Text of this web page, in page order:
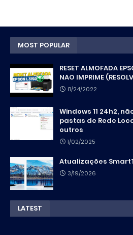
MOST POPULAR
RESET ALMOFADA
NAO IMPRIME
8/24/2022
Windows 11 24h2,
pastas de Rede
outros
1/02/2025
Atualizações
3/19/2026
LATEST